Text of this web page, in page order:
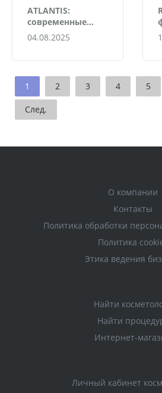
ATLANTIS:
современные
методы
инъецирования с
04.08.2025
1 2 3 4 5
След.
О компании
Контакты
Политика обработки
Политика
Этика ведения
Найти
Найти
Интернет-
Личный кабинет